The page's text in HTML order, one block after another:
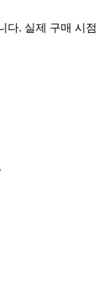
. 실제 구매 시